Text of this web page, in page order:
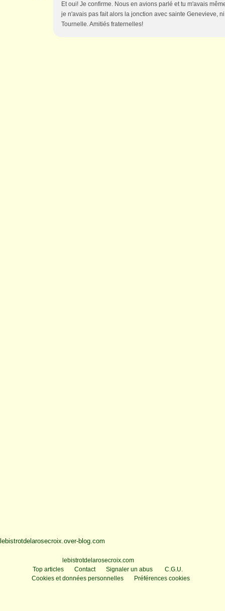
Et oui! Je confirme. Nous en avions parlé et tu m'avais
je n'avais pas fait alors la jonction avec sainte Genevieve,
Tournelle. Amitiés fraternelles!
lebistrotdelarosecroix.over-blog.com
lebistrotdelarosecroix.com
Top articles
Contact Signaler un abus
C.G.U.
Cookies et données personnelles
Préférences cookies